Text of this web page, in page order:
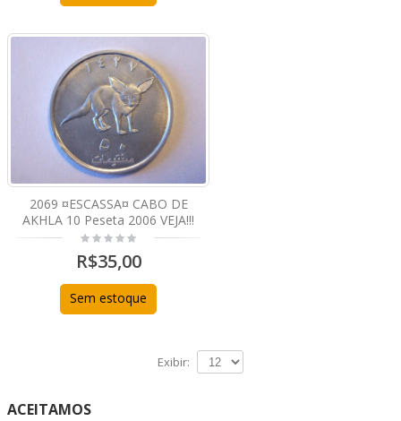
2069 ¤ESCASSA¤ CABO DE
AKHLA 10 Peseta 2006 VEJA!!!
R$35,00
Sem estoque
Exibir:
ACEITAMOS